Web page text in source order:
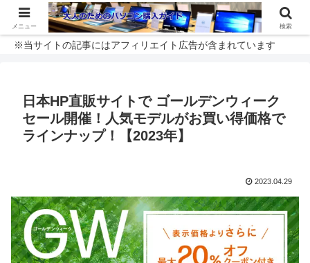
※当サイトの記事にはアフィリエイト広告が含まれています
日本HP直販サイトで ゴールデンウィーク
セール開催！人気モデルがお買い得価格で
ラインナップ！【2023年】
2023.04.29
メニュー 検索